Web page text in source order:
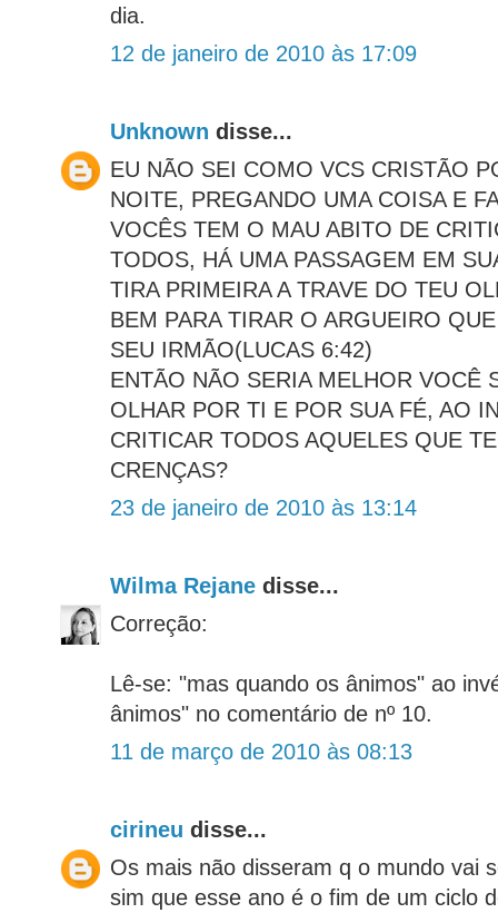
dia.
12 de janeiro de 2010 às 17:09
Unknown disse...
EU NÃO SEI COMO VCS CRISTÃO
NOITE, PREGANDO UMA COISA E
VOCÊS TEM O MAU ABITO DE
TODOS, HÁ UMA PASSAGEM EM
TIRA PRIMEIRA A TRAVE DO TEU
BEM PARA TIRAR O ARGUEIRO
SEU IRMÃO(LUCAS 6:42)
ENTÃO NÃO SERIA MELHOR VOCÊ
OLHAR POR TI E POR SUA FÉ, AO
CRITICAR TODOS AQUELES QUE
CRENÇAS?
23 de janeiro de 2010 às 13:14
Wilma Rejane disse...
Correção:
Lê-se: "mas quando os ânimos" ao
ânimos" no comentário de nº 10.
11 de março de 2010 às 08:13
cirineu disse...
Os mais não disseram q o mundo vai
sim que esse ano é o fim de um ciclo